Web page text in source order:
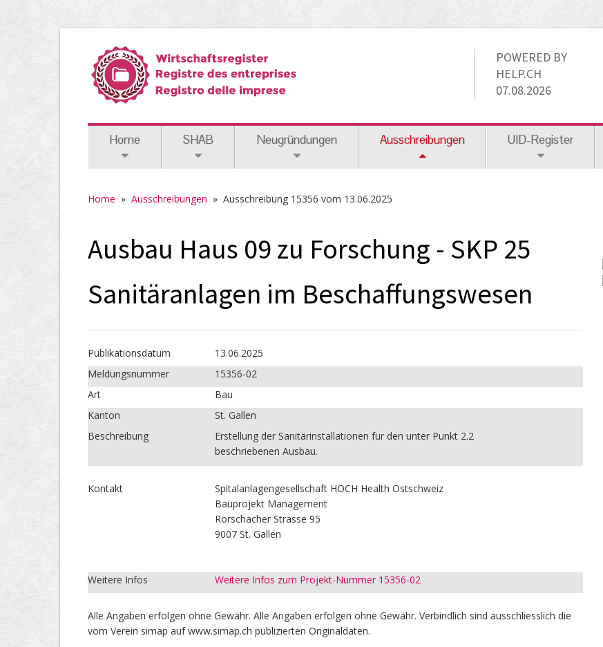
POWERED BY
HELP.CH
07.08.2026
Home SHAB Neugründungen Ausschreibungen UID-Register
Home » Ausschreibungen » Ausschreibung 15356 vom 13.06.2025
Ausbau Haus 09 zu Forschung - SKP 25
Sanitäranlagen im Beschaffungswesen
Publikations­datum
13.06.2025
Meldungs­nummer
15356-02
Art
Bau
Kanton
St. Gallen
Beschreibung
Erstellung der Sanitärinstallationen für den unter Punkt 2.2
beschriebenen Ausbau.
Kontakt
Spitalanlagengesellschaft HOCH Health Ostschweiz
Bauprojekt Management
Rorschacher Strasse 95
9007 St. Gallen
Weitere Infos Weitere Infos zum Projekt-Nummer 15356-02
Alle Angaben erfolgen ohne Gewähr. Alle Angaben erfolgen ohne Gewähr. Verbindlich sind ausschliesslich die
vom Verein simap auf www.simap.ch publizierten Originaldaten.